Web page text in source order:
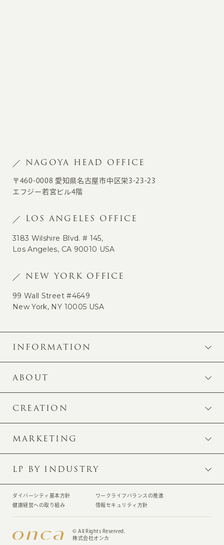
NAGOYA HEAD OFFICE
〒460-0008 愛知県名古屋市中区栄3-23-23
エフジー若宮ビル4階
LOS ANGELES OFFICE
3183 Wilshire Blvd. # 145,
Los Angeles, CA 90010 USA
NEW YORK OFFICE
99 Wall Street #4649
New York, NY 10005 USA
INFORMATION
ABOUT
CREATION
MARKETING
LP BY INDUSTRY
ダイバーシティ基本方針
ワークライフバランスの推進
健康経営への取り組み
情報セキュリティ方針
© All Rights Reserved.
株式会社オンカ